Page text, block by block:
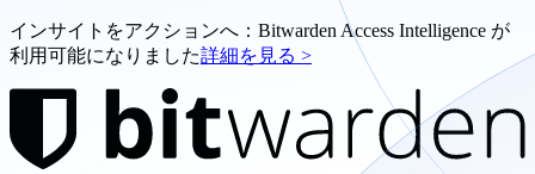
インサイトをアクションへ：Bitwarden Access Intelligence が
利用可能になりました詳細を見る >